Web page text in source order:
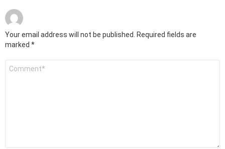
Your email address will not be published.
Required fields are
marked *